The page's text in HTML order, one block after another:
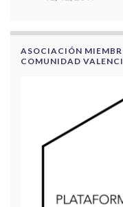
ASOCIACIÓN
COMUNIDAD